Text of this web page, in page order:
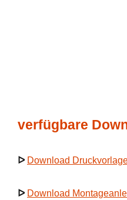
verfügbare
ᐅ Download
ᐅ Download